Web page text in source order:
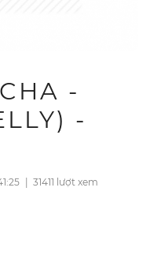
-
-
| 31411 lượt xem